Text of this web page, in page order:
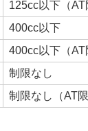
125cc以下（AT
400cc以下
400cc以下（AT
制限なし
制限なし（AT限